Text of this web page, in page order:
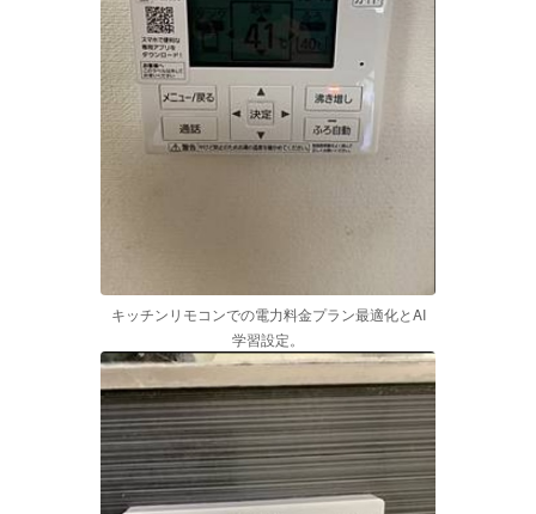
キッチンリモコンでの電力料金プラン最適化とAI
学習設定。